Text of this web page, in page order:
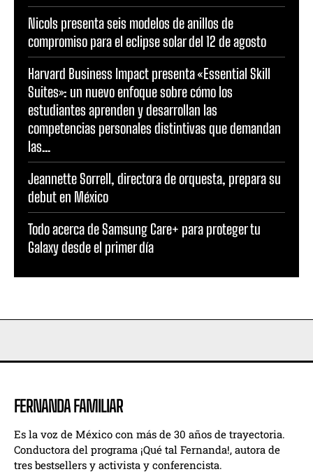
Nicols presenta seis modelos de anillos de
compromiso para el eclipse solar del 12 de agosto
Harvard Business Impact presenta «Essential Skill
Suites»: un nuevo enfoque sobre cómo los
estudiantes aprenden y desarrollan las
competencias personales distintivas que demandan
las...
Jeannette Sorrell, directora de orquesta, prepara su
debut en México
Todo acerca de Samsung Care+ para proteger tu
Galaxy desde el primer día
FERNANDA FAMILIAR
Es la voz de México con más de 30 años de trayectoria.
Conductora del programa ¡Qué tal Fernanda!, autora de
tres bestsellers y activista y conferencista.